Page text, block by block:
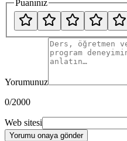
Puanınız
Yorumunuz
0/2000
Web sitesi
Yorumu onaya gönder